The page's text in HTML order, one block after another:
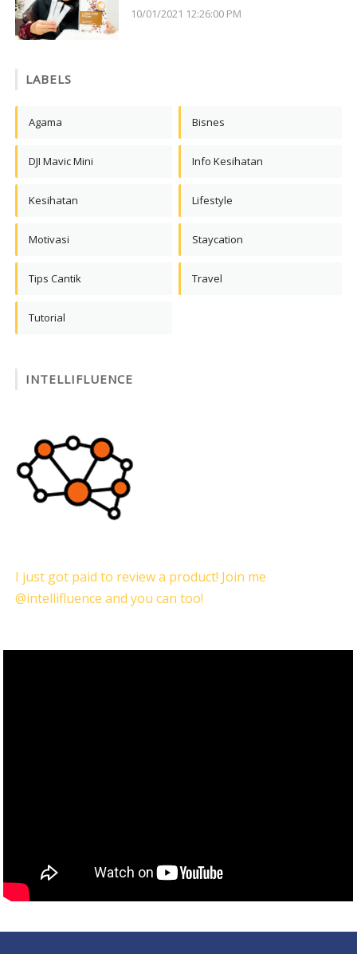
10/01/2021 12:26:00 PM
LABELS
Agama Bisnes
DJI Mavic Mini Info Kesihatan
Kesihatan Lifestyle
Motivasi Staycation
Tips Cantik Travel
Tutorial
INTELLIFLUENCE
I just got paid to review a product! Join me
@intellifluence and you can too!